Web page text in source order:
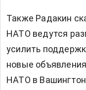
Также Радакин
НАТО ведутся
усилить
новые
НАТО в